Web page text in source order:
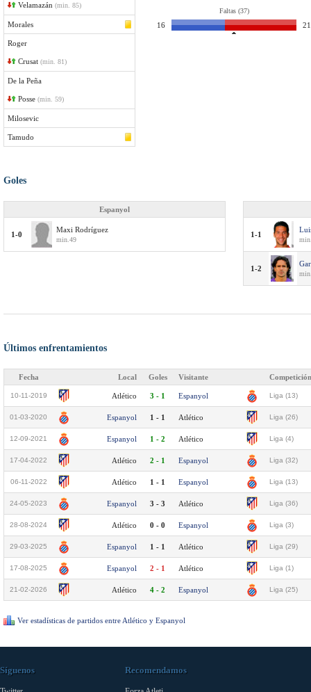
Velamazán (min. 85)
Morales
Roger
Crusat (min. 81)
De la Peña
Posse (min. 59)
Milosevic
Tamudo
Faltas (37)
16 21
Goles
Espanyol
1-0
Maxi Rodríguez
min.49
1-1
1-2
Últimos enfrentamientos
Fecha Local Goles Visitante Competición
10-11-2019 Atlético 3 - 1 Espanyol Liga (13)
01-03-2020 Espanyol 1 - 1 Atlético Liga (26)
12-09-2021 Espanyol 1 - 2 Atlético Liga (4)
17-04-2022 Atlético 2 - 1 Espanyol Liga (32)
06-11-2022 Atlético 1 - 1 Espanyol Liga (13)
24-05-2023 Espanyol 3 - 3 Atlético Liga (36)
28-08-2024 Atlético 0 - 0 Espanyol Liga (3)
29-03-2025 Espanyol 1 - 1 Atlético Liga (29)
17-08-2025 Espanyol 2 - 1 Atlético Liga (1)
21-02-2026 Atlético 4 - 2 Espanyol Liga (25)
Ver estadísticas de partidos entre Atlético y Espanyol
Síguenos Recomendamos